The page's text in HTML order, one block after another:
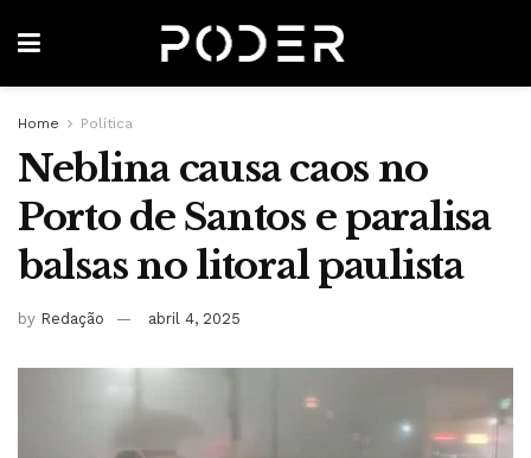
Home Política
Neblina causa caos no
Porto de Santos e paralisa
balsas no litoral paulista
by Redação abril 4, 2025